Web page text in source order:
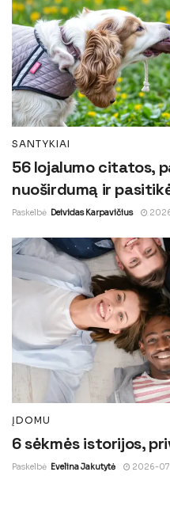
SANTYKIAI
56 lojalumo citatos,
nuoširdumą ir
Paskelbė Deividas Karpavičius
ĮDOMU
6 sėkmės istorijos,
Paskelbė Evelina Jakutytė 2026-